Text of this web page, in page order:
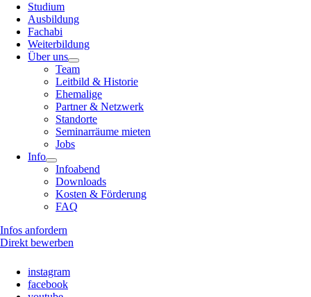
Studium
Ausbildung
Fachabi
Weiterbildung
Über uns
Team
Leitbild & Historie
Ehemalige
Partner & Netzwerk
Standorte
Seminarräume mieten
Jobs
Info
Infoabend
Downloads
Kosten & Förderung
FAQ
Infos anfordern
Direkt bewerben
instagram
facebook